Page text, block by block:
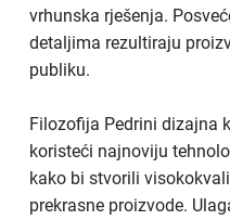
vrhunska rješenja.
detaljima rezultiraju
publiku.
Filozofija Pedrini dizajna
koristeći najnoviju
kako bi stvorili
prekrasne proizvode.